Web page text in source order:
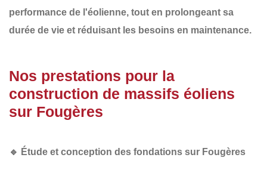
performance de l'éolienne, tout en prolongeant sa
durée de vie et réduisant les besoins en maintenance.
Nos prestations pour la
construction de massifs éoliens
sur Fougères
🔹 Étude et conception des fondations sur Fougères